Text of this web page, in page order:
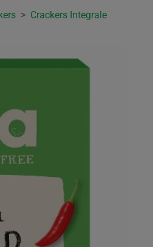
> Crackers Integrale